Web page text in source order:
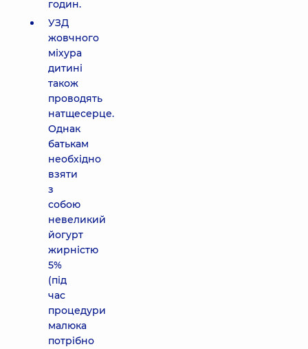
годин.
УЗД
жовчного
міхура
дитині
також
проводять
натщесерце.
Однак
батькам
необхідно
взяти
з
собою
невеликий
йогурт
жирністю
5%
(під
час
процедури
малюка
потрібно